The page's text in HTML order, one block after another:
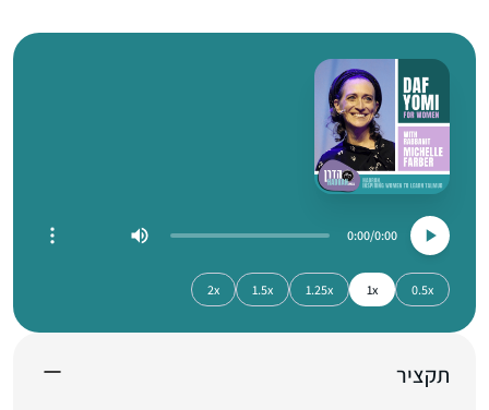
0:00
0:00
0.5x
1x
1.25x
1.5x
2x
תקציר